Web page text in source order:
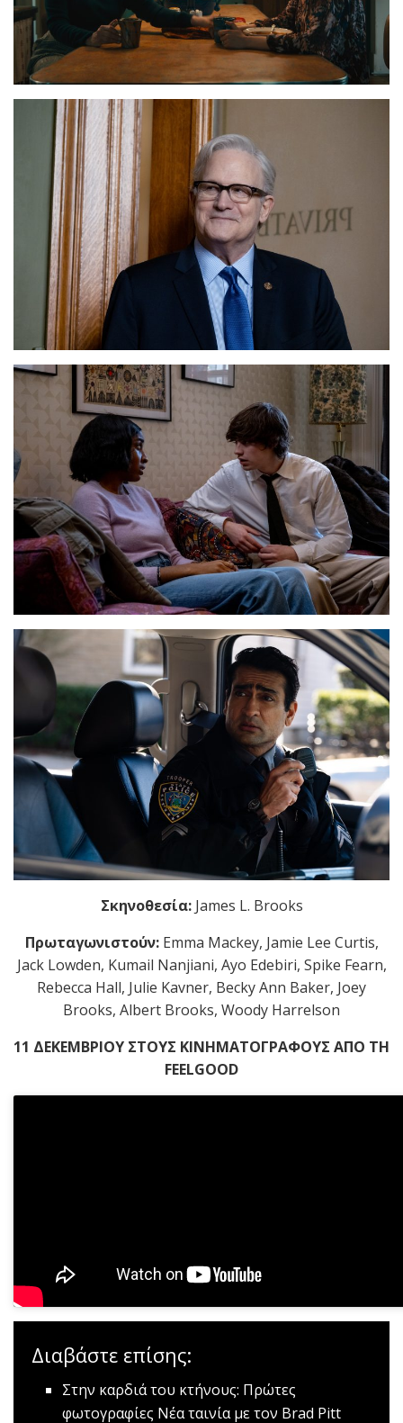
Σκηνοθεσία:James L. Brooks
Πρωταγωνιστούν:Emma Mackey, Jamie Lee Curtis,
Jack Lowden, Kumail Nanjiani, Ayo Edebiri, Spike Fearn,
Rebecca Hall, Julie Kavner, Becky Ann Baker, Joey
Brooks, Albert Brooks, Woody Harrelson
11 ΔΕΚΕΜΒΡΙΟΥ ΣΤΟΥΣ ΚΙΝΗΜΑΤΟΓΡΑΦΟΥΣ ΑΠΟ ΤΗ
FEELGOOD
Διαβάστε επίσης:
Στην καρδιά του κτήνους: Πρώτες
φωτογραφίες Nέα ταινία με τον Brad Pitt